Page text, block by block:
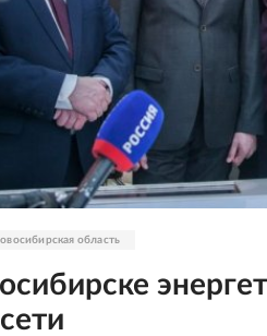
область